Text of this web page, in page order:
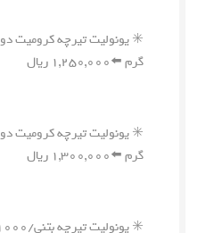
گرم ⬅️۱,۲۵۰,۰۰۰ ریال
گرم ⬅️۱,۳۰۰,۰۰۰ ریال